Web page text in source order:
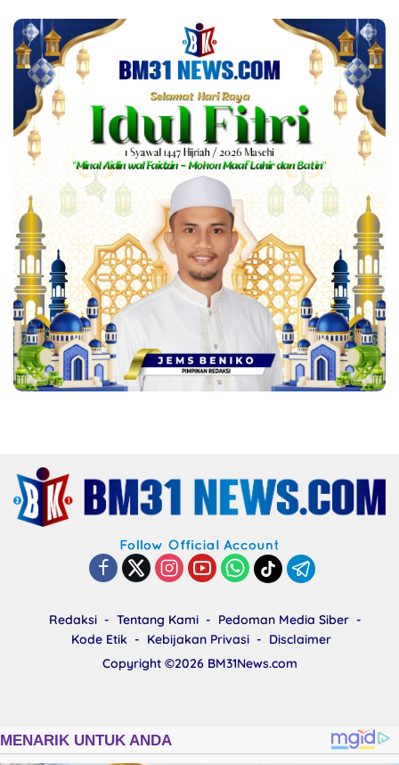
Redaksi Tentang Kami
Pedoman Media Siber
Kode Etik
Kebijakan Privasi
Disclaimer
Copyright ©2026 BM31News.com